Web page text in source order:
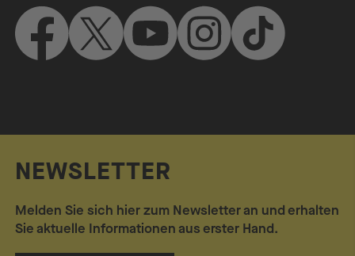
NEWSLETTER
Melden Sie sich hier zum Newsletter an und erhalten
Sie aktuelle Informationen aus erster Hand.